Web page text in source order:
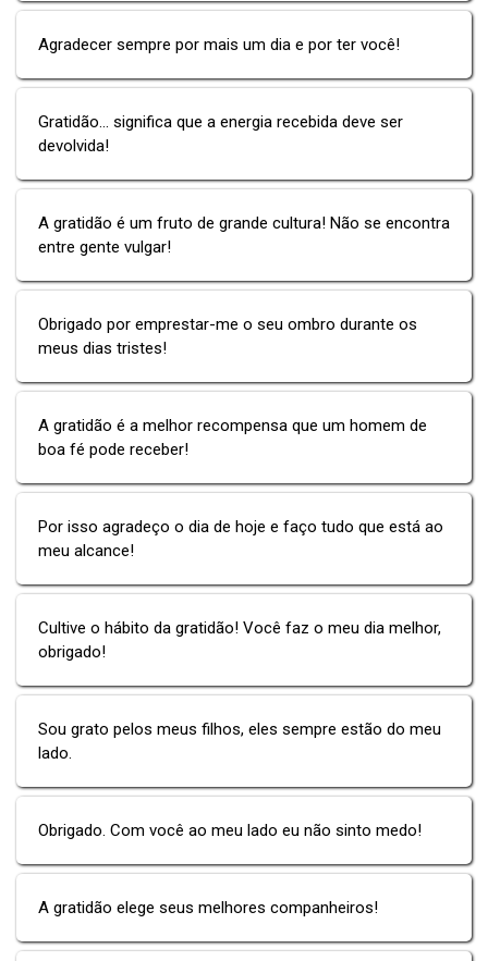
Agradecer sempre por mais um dia e por ter você!
Gratidão... significa que a energia recebida deve ser
devolvida!
A gratidão é um fruto de grande cultura! Não se encontra
entre gente vulgar!
Obrigado por emprestar-me o seu ombro durante os
meus dias tristes!
A gratidão é a melhor recompensa que um homem de
boa fé pode receber!
Por isso agradeço o dia de hoje e faço tudo que está ao
meu alcance!
Cultive o hábito da gratidão! Você faz o meu dia melhor,
obrigado!
Sou grato pelos meus filhos, eles sempre estão do meu
lado.
Obrigado. Com você ao meu lado eu não sinto medo!
A gratidão elege seus melhores companheiros!